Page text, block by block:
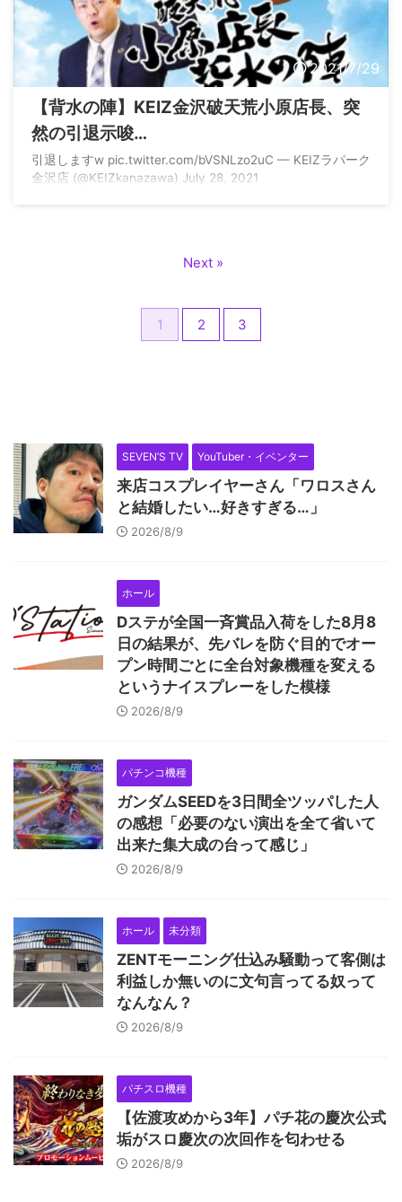
2021/7/29
【背水の陣】KEIZ金沢破天荒小原店長、突
然の引退示唆…
引退しますw pic.twitter.com/bVSNLzo2uC — KEIZラパーク
金沢店 (@KEIZkanazawa) July 28, 2021
1 2 3
Next »
SEVEN’S TV YouTuber・イベンター
来店コスプレイヤーさん「ワロスさん
と結婚したい…好きすぎる…」
2026/8/9
ホール
Dステが全国一斉賞品入荷をした8月8
日の結果が、先バレを防ぐ目的でオー
プン時間ごとに全台対象機種を変える
というナイスプレーをした模様
2026/8/9
パチンコ機種
ガンダムSEEDを3日間全ツッパした人
の感想「必要のない演出を全て省いて
出来た集大成の台って感じ」
2026/8/9
ホール 未分類
ZENTモーニング仕込み騒動って客側は
利益しか無いのに文句言ってる奴って
なんなん？
2026/8/9
パチスロ機種
【佐渡攻めから3年】パチ花の慶次公式
垢がスロ慶次の次回作を匂わせる
2026/8/9